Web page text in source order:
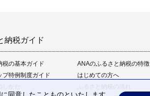
納税ガイド
税の基本ガイド
ANAのふるさと納税の特徴
プ特例制度ガイド
はじめての方へ
ふるさと納税の流れ
同意したことものといたします。